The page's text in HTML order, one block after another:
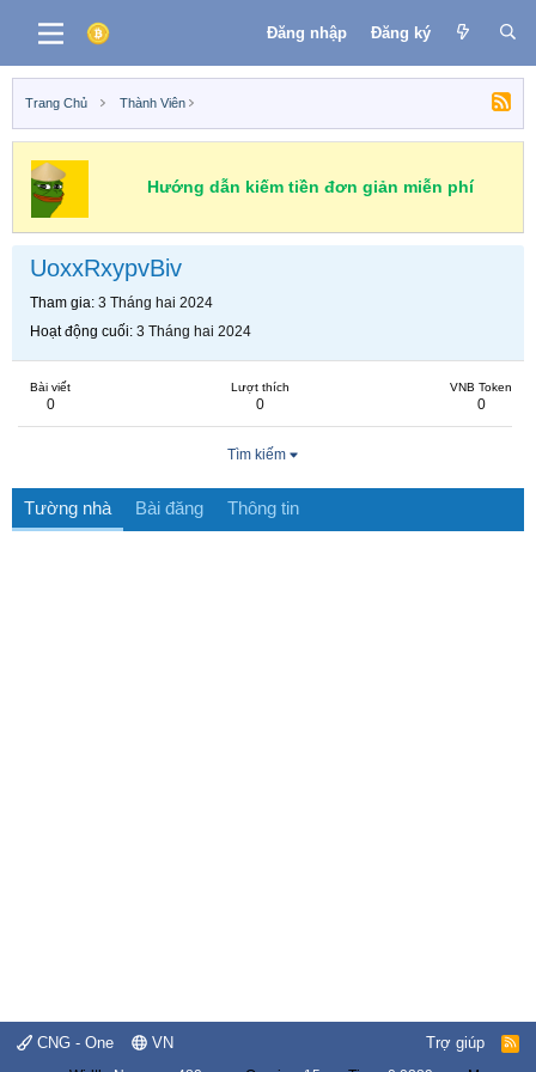
Đăng nhập Đăng ký
Trang Chủ Thành Viên
Hướng dẫn kiếm tiền đơn giản miễn phí
UoxxRxypvBiv
Tham gia 3 Tháng hai 2024
Hoạt động cuối 3 Tháng hai 2024
Bài viết
0
Lượt thích
0
VNB Token
0
Tìm kiếm
Tường nhà Bài đăng Thông tin
CNG - One VN Trợ giúp
R